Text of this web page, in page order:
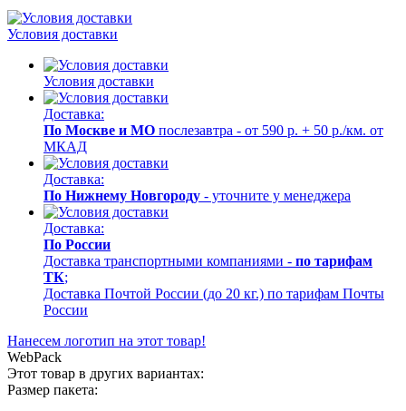
Условия доставки
Условия доставки
Доставка:
По Москве и МО послезавтра - от 590 р. + 50 р./км. от
МКАД
Доставка:
По Нижнему Новгороду - уточните у менеджера
Доставка:
По России
Доставка транспортными компаниями - по тарифам
ТК;
Доставка Почтой России (до 20 кг.) по тарифам Почты
России
Нанесем логотип на этот товар!
WebPack
Этот товар в других вариантах:
Размер пакета: